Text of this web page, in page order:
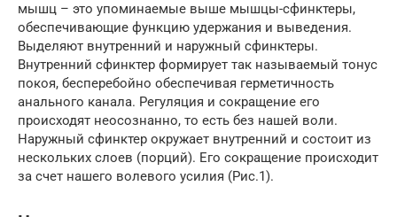
мышц – это упоминаемые выше мышцы-сфинктеры,
обеспечивающие функцию удержания и выведения.
Выделяют внутренний и наружный сфинктеры.
Внутренний сфинктер формирует так называемый тонус
покоя, бесперебойно обеспечивая герметичность
анального канала. Регуляция и сокращение его
происходят неосознанно, то есть без нашей воли.
Наружный сфинктер окружает внутренний и состоит из
нескольких слоев (порций). Его сокращение происходит
за счет нашего волевого усилия (Рис.1).